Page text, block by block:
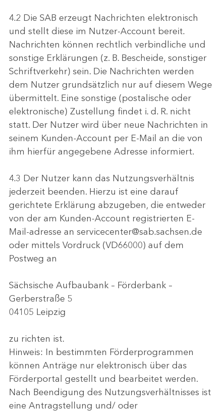
4.2 Die SAB erzeugt Nachrichten elektronisch
und stellt diese im Nutzer-Account bereit.
Nachrichten können rechtlich verbindliche und
sonstige Erklärungen (z. B. Bescheide, sonstiger
Schriftverkehr) sein. Die Nachrichten werden
dem Nutzer grundsätzlich nur auf diesem Wege
übermittelt. Eine sonstige (postalische oder
elektronische) Zustellung findet i. d. R. nicht
statt. Der Nutzer wird über neue Nachrichten in
seinem Kunden-Account per E-Mail an die von
ihm hierfür angegebene Adresse informiert.
4.3 Der Nutzer kann das Nutzungsverhältnis
jederzeit beenden. Hierzu ist eine darauf
gerichtete Erklärung abzugeben, die entweder
von der am Kunden-Account registrierten E-
Mail-adresse an servicecenter@sab.sachsen.de
oder mittels Vordruck (VD66000) auf dem
Postweg an
Sächsische Aufbaubank – Förderbank –
Gerberstraße 5
04105 Leipzig
zu richten ist.
Hinweis: In bestimmten Förderprogrammen
können Anträge nur elektronisch über das
Förderportal gestellt und bearbeitet werden.
Nach Beendigung des Nutzungsverhältnisses ist
eine Antragstellung und/ oder